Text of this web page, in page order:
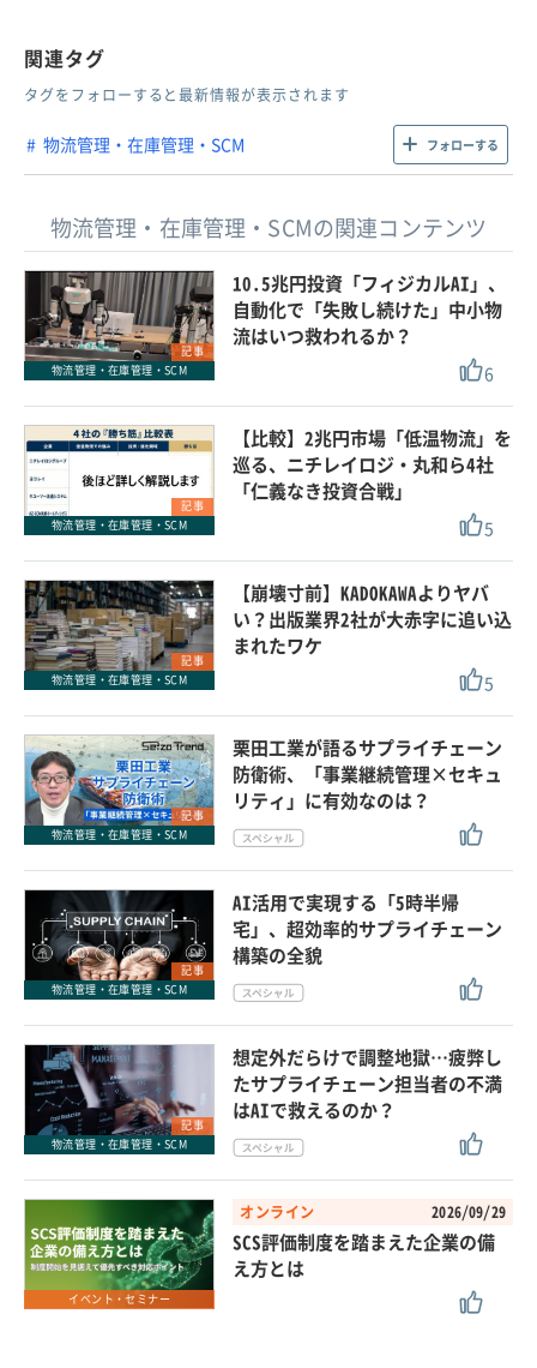
関連タグ
タグをフォローすると最新情報が表示されます
物流管理・在庫管理・SCM フォローする
物流管理・在庫管理・SCMの関連コンテンツ
記事
物流管理・在庫管理・SCM
10.5兆円投資「フィジカルAI」、
自動化で「失敗し続けた」中小物
流はいつ救われるか？
6
記事
物流管理・在庫管理・SCM
【比較】2兆円市場「低温物流」を
巡る、ニチレイロジ・丸和ら4社
「仁義なき投資合戦」
5
記事
物流管理・在庫管理・SCM
【崩壊寸前】KADOKAWAよりヤバ
い？出版業界2社が大赤字に追い込
まれたワケ
5
記事
物流管理・在庫管理・SCM
栗田工業が語るサプライチェーン
防衛術、「事業継続管理×セキュ
リティ」に有効なのは？
記事
物流管理・在庫管理・SCM
AI活用で実現する「5時半帰
宅」、超効率的サプライチェーン
構築の全貌
記事
物流管理・在庫管理・SCM
想定外だらけで調整地獄…疲弊し
たサプライチェーン担当者の不満
はAIで救えるのか？
イベント・セミナー
オンライン 2026/09/29
SCS評価制度を踏まえた企業の備
え方とは